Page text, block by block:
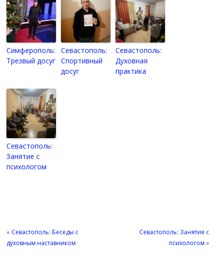
Симферополь:
Трезвый досуг
Севастополь:
Спортивный
досуг
Севастополь:
Духовная
практика
Севастополь:
Занятие с
психологом
« Севастополь: Беседы с
духовным наставником
Севастополь: Занятие с
психологом »